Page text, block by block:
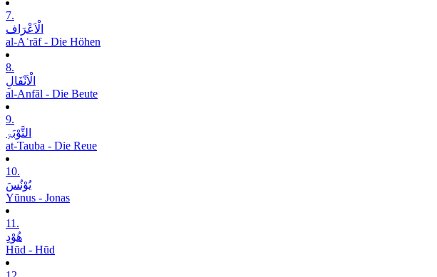
7.
الْاَعْرَاف
al-Aʿrāf - Die Höhen
8.
الْاَنْفَالِ
al-Anfāl - Die Beute
9.
التَّوْبَۃِ
at-Tauba - Die Reue
10.
یُوْنُسَ
Yūnus - Jonas
11.
ھُوْدِ
Hūd - Hūd